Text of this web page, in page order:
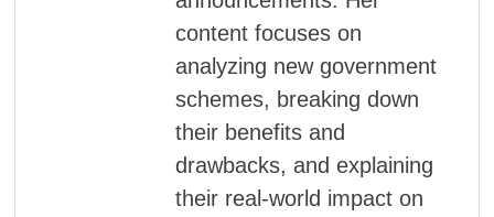
content focuses on
analyzing new government
schemes, breaking down
their benefits and
drawbacks, and explaining
their real-world impact on